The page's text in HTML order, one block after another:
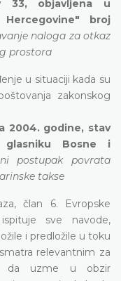
33, objavljena u
broj
naloga za otkaz
prostora
u situaciji kada su
zakonskog
2004. godine, stav
glasniku Bosne i
postupak povrata
takse
član 6. Evropske
sve navode,
i predložile u toku
relevantnim za
da uzme u obzir